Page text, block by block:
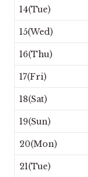
14(Tue)
15(Wed)
16(Thu)
17(Fri)
18(Sat)
19(Sun)
20(Mon)
21(Tue)